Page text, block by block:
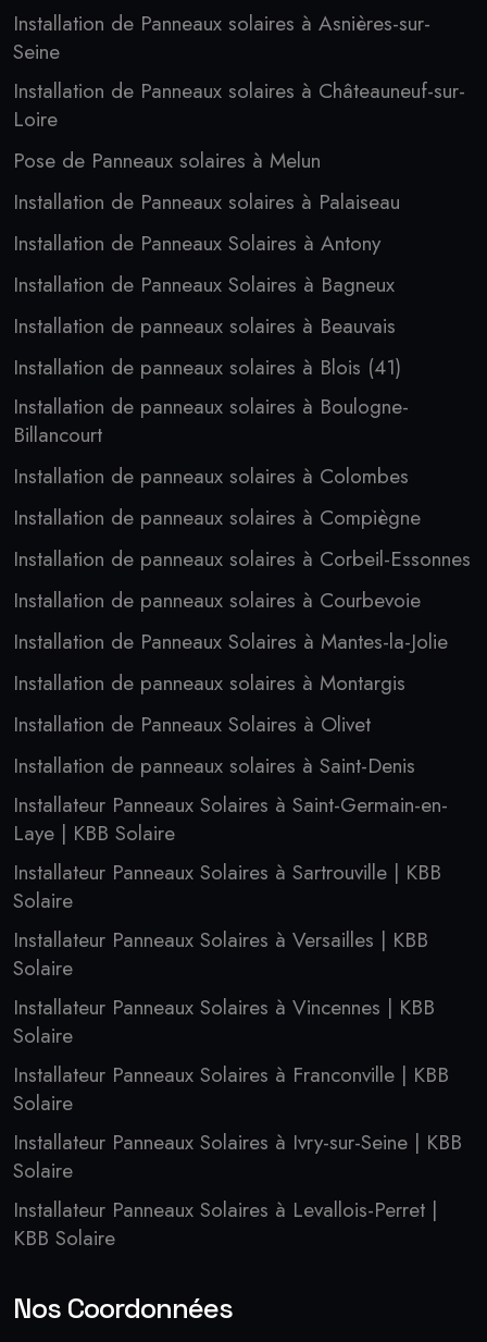
Installation de Panneaux solaires à Asnières-sur-
Seine
Installation de Panneaux solaires à Châteauneuf-sur-
Loire
Pose de Panneaux solaires à Melun
Installation de Panneaux solaires à Palaiseau
Installation de Panneaux Solaires à Antony
Installation de Panneaux Solaires à Bagneux
Installation de panneaux solaires à Beauvais
Installation de panneaux solaires à Blois (41)
Installation de panneaux solaires à Boulogne-
Billancourt
Installation de panneaux solaires à Colombes
Installation de panneaux solaires à Compiègne
Installation de panneaux solaires à Corbeil-Essonnes
Installation de panneaux solaires à Courbevoie
Installation de Panneaux Solaires à Mantes-la-Jolie
Installation de panneaux solaires à Montargis
Installation de Panneaux Solaires à Olivet
Installation de panneaux solaires à Saint-Denis
Installateur Panneaux Solaires à Saint-Germain-en-
Laye | KBB Solaire
Installateur Panneaux Solaires à Sartrouville | KBB
Solaire
Installateur Panneaux Solaires à Versailles | KBB
Solaire
Installateur Panneaux Solaires à Vincennes | KBB
Solaire
Installateur Panneaux Solaires à Franconville | KBB
Solaire
Installateur Panneaux Solaires à Ivry-sur-Seine | KBB
Solaire
Installateur Panneaux Solaires à Levallois-Perret |
KBB Solaire
Nos Coordonnées